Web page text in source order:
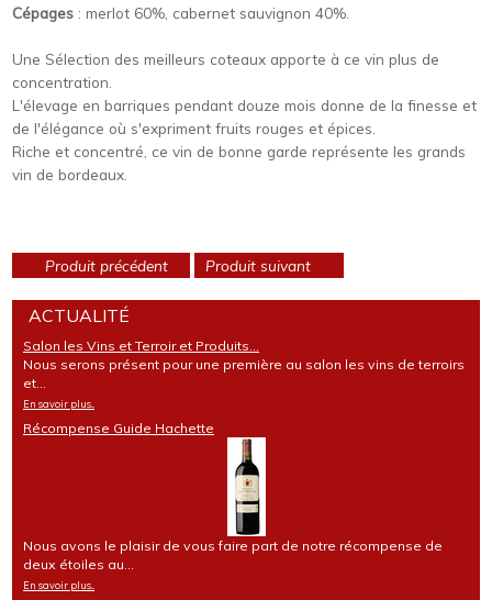
Cépages : merlot 60%, cabernet sauvignon 40%.
Une Sélection des meilleurs coteaux apporte à ce vin plus de
concentration.
L'élevage en barriques pendant douze mois donne de la finesse et
de l'élégance où s'expriment fruits rouges et épices.
Riche et concentré, ce vin de bonne garde représente les grands
vin de bordeaux.
Produit précédent Produit suivant
ACTUALITÉ
Salon les Vins et Terroir et Produits...
Nous serons présent pour une première au salon les vins de terroirs
et...
En savoir plus...
Récompense Guide Hachette
Nous avons le plaisir de vous faire part de notre récompense de
deux étoiles au...
En savoir plus...